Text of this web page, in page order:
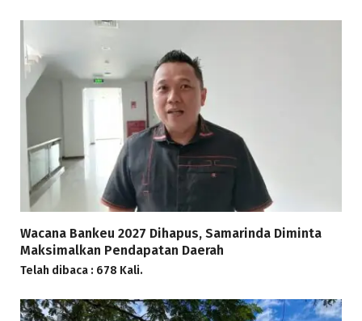
Wacana Bankeu 2027 Dihapus, Samarinda Diminta
Maksimalkan Pendapatan Daerah
Telah dibaca : 678 Kali.